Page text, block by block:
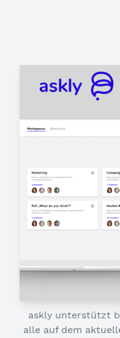
askly unterstützt
alle auf dem